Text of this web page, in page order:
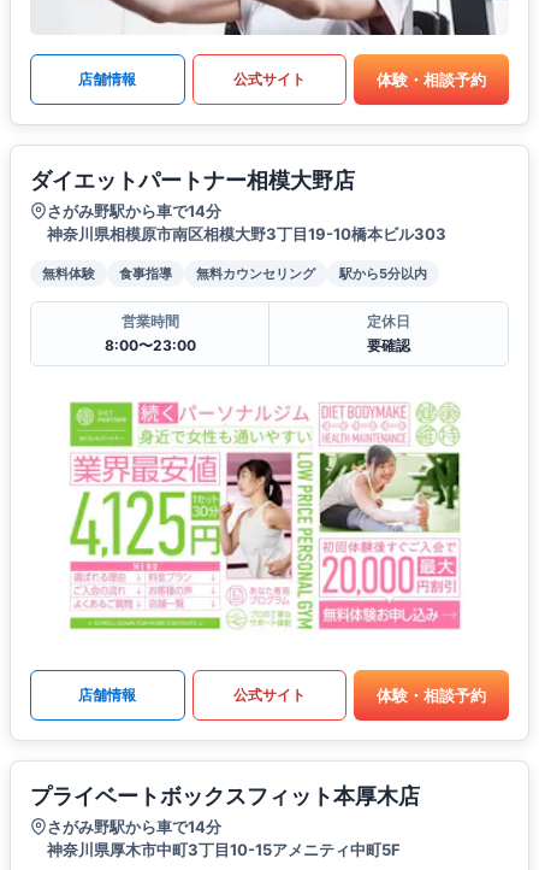
店舗情報 公式サイト 体験・相談予約
ダイエットパートナー相模大野店
さがみ野駅から車で14分
神奈川県相模原市南区相模大野3丁目19-10橋本ビル303
無料体験 食事指導 無料カウンセリング 駅から5分以内
営業時間
8:00〜23:00
定休日
要確認
店舗情報 公式サイト 体験・相談予約
プライベートボックスフィット本厚木店
さがみ野駅から車で14分
神奈川県厚木市中町3丁目10-15アメニティ中町5F